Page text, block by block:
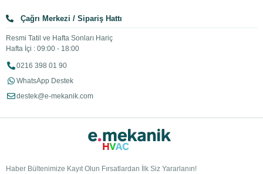
Çağrı Merkezi / Sipariş Hattı
Resmi Tatil ve Hafta Sonları Hariç
Hafta İçi : 09:00 - 18:00
0216 398 01 90
WhatsApp Destek
destek@e-mekanik.com
Haber Bültenimize Kayıt Olun Fırsatlardan İlk Siz Yararlanın!